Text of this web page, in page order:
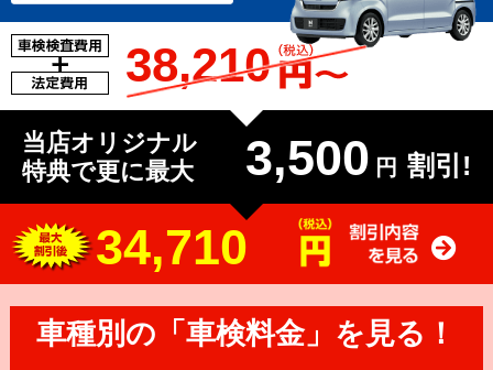
38,210
当店オリジナル
特典で更に最大
3,500 円 割引!
34,710
車種別の「車検料金」を見る！